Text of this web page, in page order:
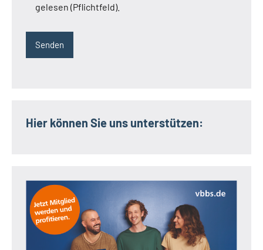
gelesen (Pflichtfeld).
Hier können Sie uns unterstützen: